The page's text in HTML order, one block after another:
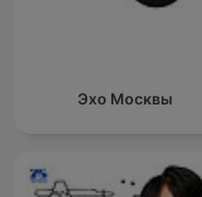
Эхо Москвы